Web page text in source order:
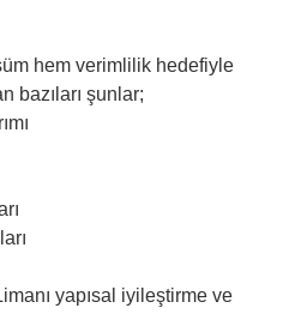
hem verimlilik hedefiyle
bazıları şunlar;
yapısal iyileştirme ve